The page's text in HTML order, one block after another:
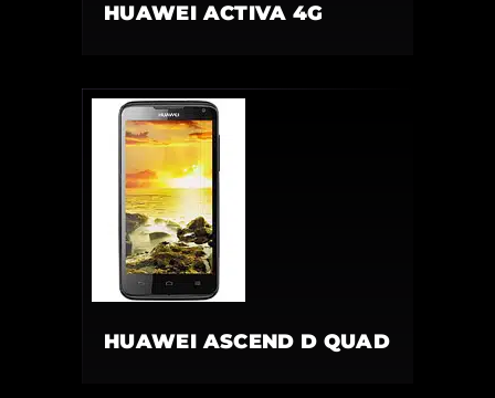
HUAWEI ACTIVA 4G
HUAWEI ASCEND D QUAD